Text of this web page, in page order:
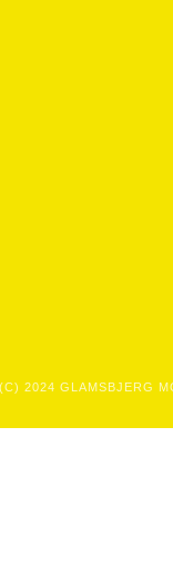
(C) 2024 GLAMSBJERG